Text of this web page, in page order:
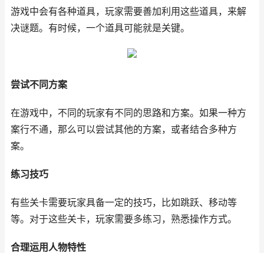
游戏中会有各种道具，玩家需要善加利用这些道具，来解
决谜题。有时候，一个道具可能就是关键。
尝试不同方案
在游戏中，不同的玩家有不同的思路和方案。如果一种方
案行不通，那么可以尝试其他的方案，或者结合多种方
案。
练习技巧
有些关卡需要玩家具备一定的技巧，比如跳跃、移动等
等。对于这些关卡，玩家需要多练习，熟悉操作方式。
合理运用人物特性